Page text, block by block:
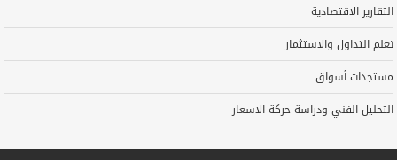
التقارير الاقتصادية
تعلم التداول والاستثمار
مستجدات أسواق
التحليل الفني ودراسة حركة الاسعار